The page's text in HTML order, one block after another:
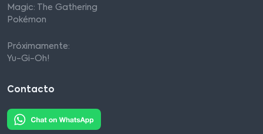
Magic: The Gathering
Pokémon
Próximamente:
Yu-Gi-Oh!
Contacto